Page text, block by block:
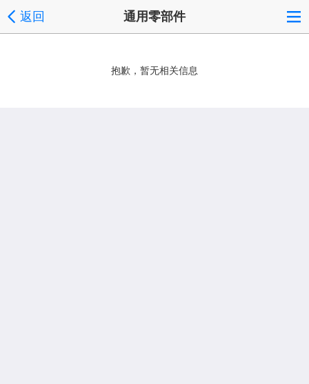
返回 通用零部件
抱歉，暂无相关信息